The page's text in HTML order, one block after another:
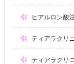
ヒアルロン酸
ティアラクリ
ティアラクリ